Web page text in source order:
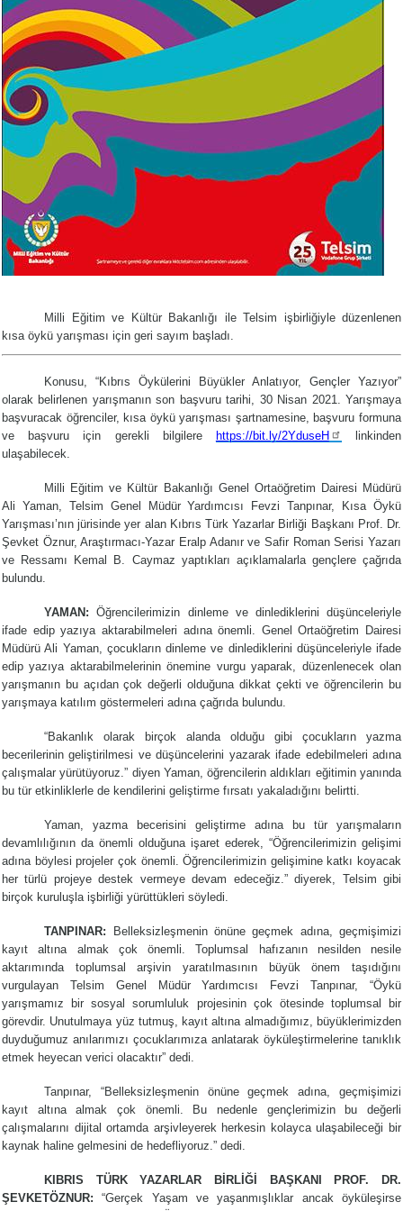
Milli Eğitim ve Kültür Bakanlığı ile Telsim işbirliğiyle düzenlenen
kısa öykü yarışması için geri sayım başladı.
Konusu, “Kıbrıs Öykülerini Büyükler Anlatıyor, Gençler Yazıyor”
olarak belirlenen yarışmanın son başvuru tarihi, 30 Nisan 2021. Yarışmaya
başvuracak öğrenciler, kısa öykü yarışması şartnamesine, başvuru formuna
ve başvuru için gerekli bilgilere
https://bit.ly/2YduseH
linkinden
ulaşabilecek.
Milli Eğitim ve Kültür Bakanlığı Genel Ortaöğretim Dairesi Müdürü
Ali Yaman, Telsim Genel Müdür Yardımcısı Fevzi Tanpınar, Kısa Öykü
Yarışması’nın jürisinde yer alan Kıbrıs Türk Yazarlar Birliği Başkanı Prof. Dr.
Şevket Öznur, Araştırmacı-Yazar Eralp Adanır ve Safir Roman Serisi Yazarı
ve Ressamı Kemal B. Caymaz yaptıkları açıklamalarla gençlere çağrıda
bulundu.
YAMAN: Öğrencilerimizin dinleme ve dinlediklerini düşünceleriyle
ifade edip yazıya aktarabilmeleri adına önemli. Genel Ortaöğretim Dairesi
Müdürü Ali Yaman, çocukların dinleme ve dinlediklerini düşünceleriyle ifade
edip yazıya aktarabilmelerinin önemine vurgu yaparak, düzenlenecek olan
yarışmanın bu açıdan çok değerli olduğuna dikkat çekti ve öğrencilerin bu
yarışmaya katılım göstermeleri adına çağrıda bulundu.
“Bakanlık olarak birçok alanda olduğu gibi çocukların yazma
becerilerinin geliştirilmesi ve düşüncelerini yazarak ifade edebilmeleri adına
çalışmalar yürütüyoruz.” diyen Yaman, öğrencilerin aldıkları eğitimin yanında
bu tür etkinliklerle de kendilerini geliştirme fırsatı yakaladığını belirtti.
Yaman, yazma becerisini geliştirme adına bu tür yarışmaların
devamlılığının da önemli olduğuna işaret ederek, “Öğrencilerimizin gelişimi
adına böylesi projeler çok önemli. Öğrencilerimizin gelişimine katkı koyacak
her türlü projeye destek vermeye devam edeceğiz.” diyerek, Telsim gibi
birçok kuruluşla işbirliği yürüttükleri söyledi.
TANPINAR:
Belleksizleşmenin önüne geçmek adına, geçmişimizi
kayıt altına almak çok önemli. Toplumsal hafızanın nesilden nesile
aktarımında toplumsal arşivin yaratılmasının büyük önem taşıdığını
vurgulayan Telsim Genel Müdür Yardımcısı Fevzi Tanpınar, “Öykü
yarışmamız bir sosyal sorumluluk projesinin çok ötesinde toplumsal bir
görevdir. Unutulmaya yüz tutmuş, kayıt altına almadığımız, büyüklerimizden
duyduğumuz anılarımızı çocuklarımıza anlatarak öyküleştirmelerine tanıklık
etmek heyecan verici olacaktır” dedi.
Tanpınar, “Belleksizleşmenin önüne geçmek adına, geçmişimizi
kayıt altına almak çok önemli. Bu nedenle gençlerimizin bu değerli
çalışmalarını dijital ortamda arşivleyerek herkesin kolayca ulaşabileceği bir
kaynak haline gelmesini de hedefliyoruz.” dedi.
KIBRIS TÜRK YAZARLAR BİRLİĞİ BAŞKANI PROF. DR.
ŞEVKETÖZNUR: “Gerçek Yaşam ve yaşanmışlıklar ancak öyküleşirse